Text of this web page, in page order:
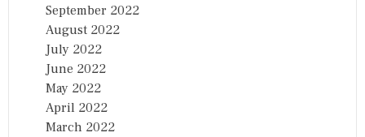
September 2022
August 2022
July 2022
June 2022
May 2022
April 2022
March 2022